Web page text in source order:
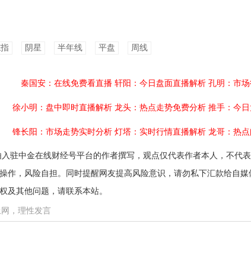
阴星 半年线 平盘 周线
秦国安：在线免费看直播 轩阳：今日盘面直播解析 孔明：市
徐小明：盘中即时直播解析 龙头：热点走势免费分析 推手：今
锋长阳：市场走势实时分析 灯塔：实时行情直播解析 龙哥：热
驻中金在线财经号平台的作者撰写，观点仅代表作者本人，不代
作，风险自担。同时提醒网友提高风险意识，请勿私下汇款给自
及其他问题，请联系本站。
，理性发言